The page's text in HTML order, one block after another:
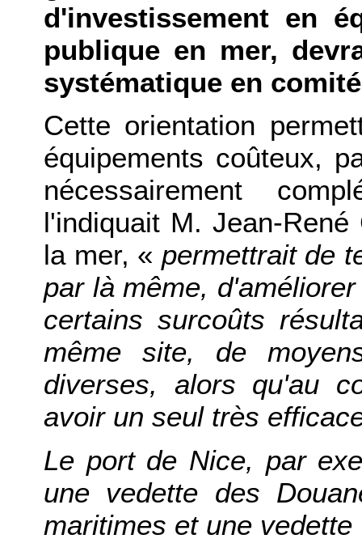
d'investissement en
publique en mer,
systématique en
Cette orientation
équipements coûteux,
nécessairement
l'indiquait M. Jean-
la mer, « permettrait de
par là même,
certains surcoûts
même site, de
diverses, alors qu'au
avoir un seul très
Le port de Nice, par
une vedette des
maritimes et une